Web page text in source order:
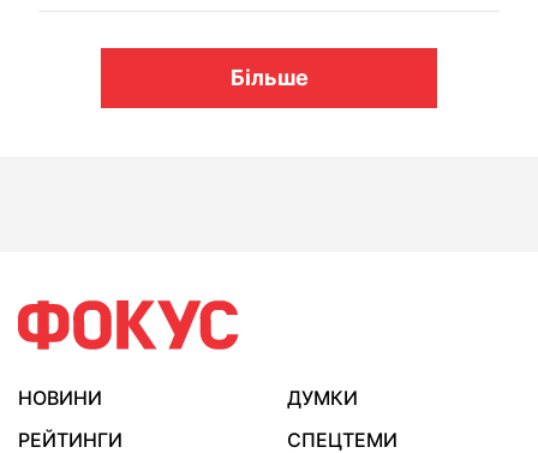
Більше
НОВИНИ
ДУМКИ
РЕЙТИНГИ
СПЕЦТЕМИ